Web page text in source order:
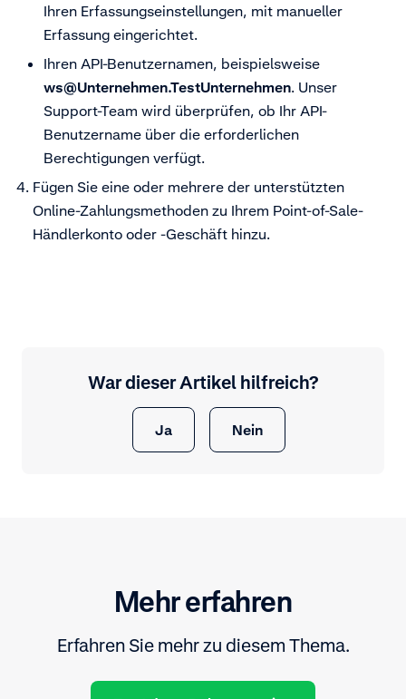
Ihren Erfassungseinstellungen, mit manueller
Erfassung eingerichtet.
Ihren API-Benutzernamen, beispielsweise
ws@Unternehmen.TestUnternehmen. Unser
Support-Team wird überprüfen, ob Ihr API-
Benutzername über die erforderlichen
Berechtigungen verfügt.
Fügen Sie eine oder mehrere der unterstützten
Online-Zahlungsmethoden zu Ihrem Point-of-Sale-
Händlerkonto oder -Geschäft hinzu.
War dieser Artikel hilfreich?
Ja Nein
Mehr erfahren
Erfahren Sie mehr zu diesem Thema.